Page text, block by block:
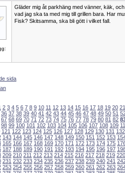
Gläder mig åt parkhäng med vänner, käk,
vad jag ska ta med mig till grillen bara. Har
Fisk? Skitsamma, ska bli gött i vilket fall.
sida
2 3 4 5 6 7 8 9 10 11 12 13 14 15 16 17 18 19 20 21
36 37 38 39 40 41 42 43 44 45 46 47 48 49 50 51
67 68 69 70 71 72 73 74 75 76 77 78 79 80 81 82
98 99 100 101 102 103 104 105 106 107 108 109
121 122 123 124 125 126 127 128 129 130 131 132
143 144 145 146 147 148 149 150 151 152 153
165 166 167 168 169 170 171 172 173 174 175
187 188 189 190 191 192 193 194 195 196 197
209 210 211 212 213 214 215 216 217 218 219 220
231 232 233 234 235 236 237 238 239 240 241
253 254 255 256 257 258 259 260 261 262 263